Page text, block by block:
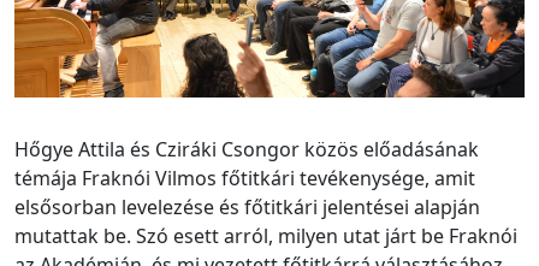
Hőgye Attila és Cziráki Csongor közös előadásának
témája Fraknói Vilmos főtitkári tevékenysége, amit
elsősorban levelezése és főtitkári jelentései alapján
mutattak be. Szó esett arról, milyen utat járt be Fraknói